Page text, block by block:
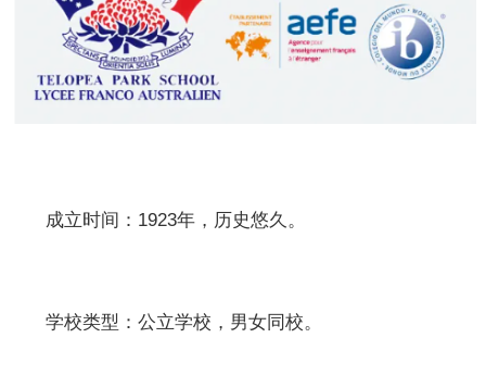
成立时间：1923年，历史悠久。
学校类型：公立学校，男女同校。